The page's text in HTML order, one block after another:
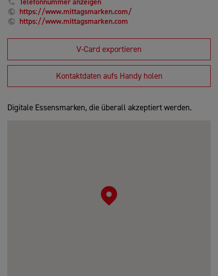
https://www.mittagsmarken.com/
https://www.mittagsmarken.com
V-Card exportieren
Kontaktdaten aufs Handy holen
Digitale Essensmarken, die überall akzeptiert werden.